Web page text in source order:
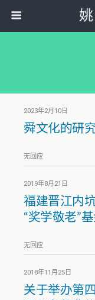
2023年2月10日
舜文化的研
无回应
2019年8月21日
福建晋江内
“奖学敬老”
无回应
2018年11月25日
关于举办第